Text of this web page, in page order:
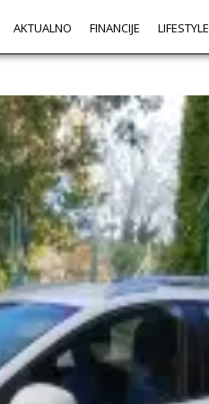
AKTUALNO FINANCIJE LIFESTYLE